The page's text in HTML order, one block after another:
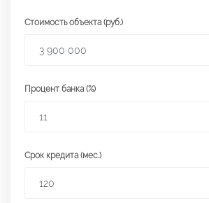
Стоимость объекта (руб.)
Процент банка (%)
Срок кредита (мес.)